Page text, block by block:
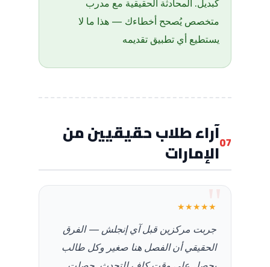
متخصص يُصحح أخطاءك — هذا ما لا
يستطيع أي تطبيق تقديمه
07آراء طلاب حقيقيين من
الإمارات
★★★★★
جربت مركزين قبل آي إنجلش — الفرق
الحقيقي أن الفصل هنا صغير وكل طالب